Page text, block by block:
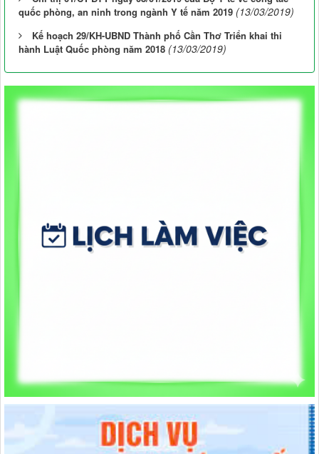
quốc phòng, an ninh trong ngành Y tế năm 2019 (13/03/2019)
Kế hoạch 29/KH-UBND Thành phố Cần Thơ Triển khai thi
hành Luật Quốc phòng năm 2018 (13/03/2019)